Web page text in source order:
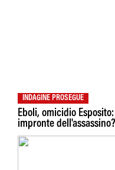
INDAGINE PROSEGUE
Eboli, omicidio
impronte dell'assassino?